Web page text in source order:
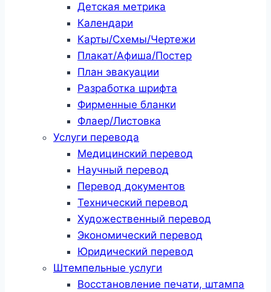
Детская метрика
Календари
Карты/Схемы/Чертежи
Плакат/Афиша/Постер
План эвакуации
Разработка шрифта
Фирменные бланки
Флаер/Листовка
Услуги перевода
Медицинский перевод
Научный перевод
Перевод документов
Технический перевод
Художественный перевод
Экономический перевод
Юридический перевод
Штемпельные услуги
Восстановление печати, штампа